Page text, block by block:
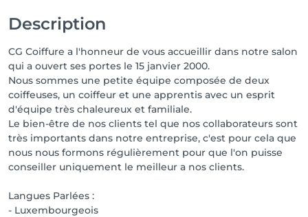
Description
CG Coiffure a l'honneur de vous accueillir dans notre salon
qui a ouvert ses portes le 15 janvier 2000.
Nous sommes une petite équipe composée de deux
coiffeuses, un coiffeur et une apprentis avec un esprit
d'équipe très chaleureux et familiale.
Le bien-être de nos clients tel que nos collaborateurs sont
très importants dans notre entreprise, c'est pour cela que
nous nous formons régulièrement pour que l'on puisse
conseiller uniquement le meilleur a nos clients.
Langues Parlées :
- Luxembourgeois